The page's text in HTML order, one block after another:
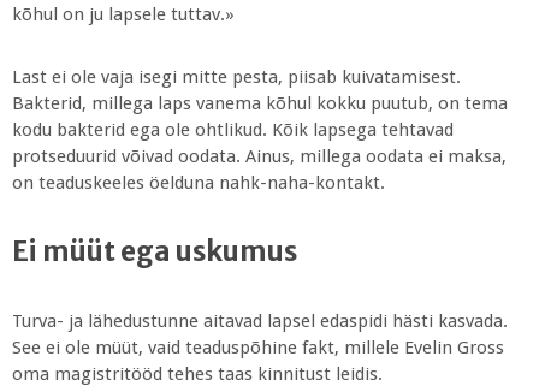
kõhul on ju lapsele tuttav.»
Last ei ole vaja isegi mitte pesta, piisab kuivatamisest.
Bakterid, millega laps vanema kõhul kokku puutub, on tema
kodu bakterid ega ole ohtlikud. Kõik lapsega tehtavad
protseduurid võivad oodata. Ainus, millega oodata ei maksa,
on teaduskeeles öelduna nahk-naha-kontakt.
Ei müüt ega uskumus
Turva- ja lähedustunne aitavad lapsel edaspidi hästi kasvada.
See ei ole müüt, vaid teaduspõhine fakt, millele Evelin Gross
oma magistritööd tehes taas kinnitust leidis.